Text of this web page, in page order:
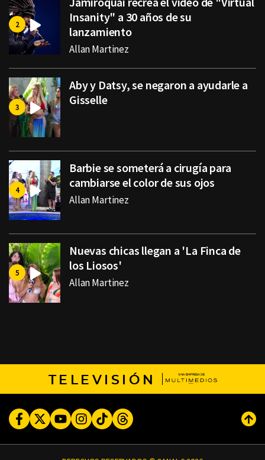
Insanity" a 30 años de su
lanzamiento
Allan Martinez
Aby y Datsy, se negaron a ayudarle a
Gisselle
Barbie se someterá a cirugía para
cambiarse el color de sus ojos
Allan Martinez
Nuevas chicas llegan a 'La Finca de
los Liosos'
Allan Martinez
TELEVISIÓN
FacebookTwitterYoutubeInstagram
TikTokThreads